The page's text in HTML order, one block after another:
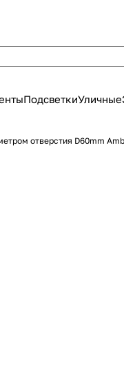
ПодсветкиУличные
отверстия D60mm